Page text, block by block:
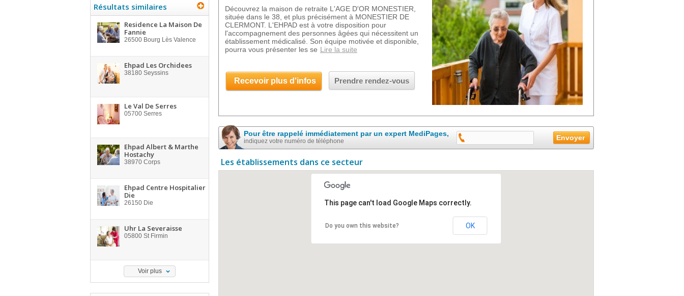
Résultats similaires
Residence La Maison De
Fannie
26500 Bourg Lès Valence
Ehpad Les Orchidees
38180 Seyssins
Le Val De Serres
05700 Serres
Ehpad Albert & Marthe
Hostachy
38970 Corps
Ehpad Centre Hospitalier
Die
26150 Die
Uhr La Severaisse
05800 St Firmin
Voir plus
Découvrez la maison de retraite L'AGE D'OR MONESTIER,
située dans le 38, et plus précisément à MONESTIER DE
CLERMONT. L'EHPAD est à votre disposition pour
l'accompagnement des personnes âgées qui nécessitent un
établissement médicalisé. Son équipe motivée et disponible,
pourra vous présenter les se Lire la suite
Recevoir plus d'infos Prendre rendez-vous
Pour être rappelé immédiatement par un expert MediPages,
indiquez votre numéro de téléphone
Les établissements dans ce secteur
This page can't load Google Maps correctly.
Do you own this website? OK